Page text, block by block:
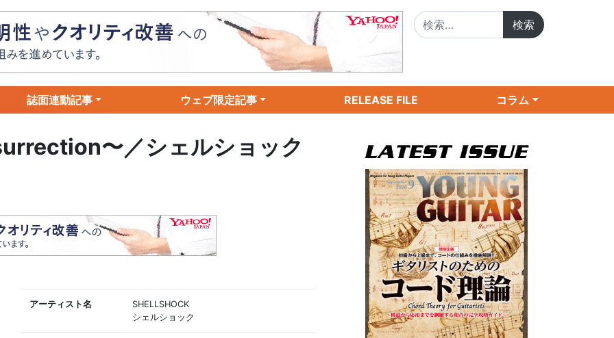
誌面連動記事 ウェブ限定記事 RELEASE FILE コラム
〜／シェルショック
アーティスト名
SHELLSHOCK
シェルショック